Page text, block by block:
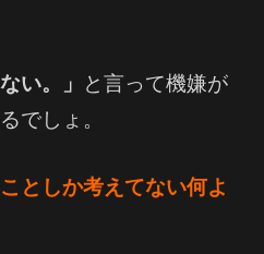
い。」
と言って機嫌が
でしょ。
としか考えてない何よ